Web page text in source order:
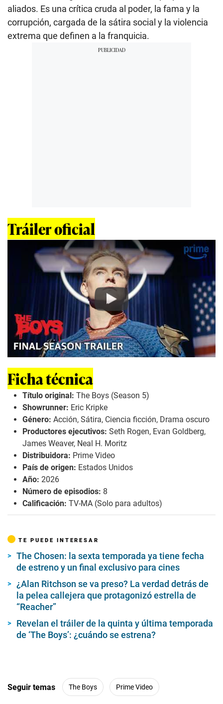
aliados. Es una crítica cruda al poder, la fama y la
corrupción, cargada de la sátira social y la violencia
extrema que definen a la franquicia.
Tráiler oficial
Play
Ficha técnica
Título original: The Boys (Season 5)
Showrunner: Eric Kripke
Género: Acción, Sátira, Ciencia ficción, Drama oscuro
Productores ejecutivos: Seth Rogen, Evan Goldberg,
James Weaver, Neal H. Moritz
Distribuidora: Prime Video
País de origen: Estados Unidos
Año: 2026
Número de episodios: 8
Calificación: TV-MA (Solo para adultos)
TE PUEDE INTERESAR
The Chosen: la sexta temporada ya tiene fecha
de estreno y un final exclusivo para cines
¿Alan Ritchson se va preso? La verdad detrás de
la pelea callejera que protagonizó estrella de
“Reacher”
Revelan el tráiler de la quinta y última temporada
de ‘The Boys’: ¿cuándo se estrena?
Seguir temas The Boys Prime Video